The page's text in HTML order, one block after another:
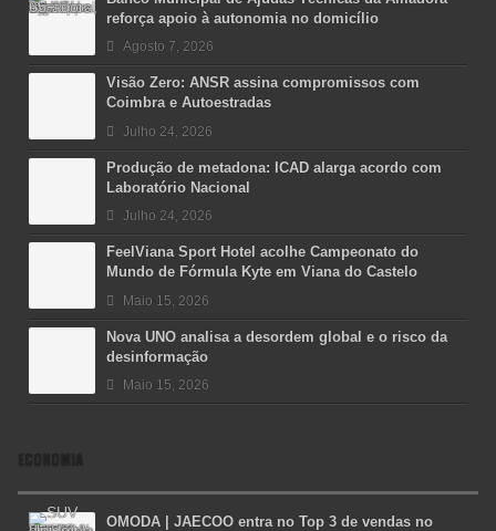
reforça apoio à autonomia no domicílio
Agosto 7, 2026
Visão Zero: ANSR assina compromissos com
Coimbra e Autoestradas
Julho 24, 2026
Produção de metadona: ICAD alarga acordo com
Laboratório Nacional
Julho 24, 2026
FeelViana Sport Hotel acolhe Campeonato do
Mundo de Fórmula Kyte em Viana do Castelo
Maio 15, 2026
Nova UNO analisa a desordem global e o risco da
desinformação
Maio 15, 2026
ECONOMIA
OMODA | JAECOO entra no Top 3 de vendas no